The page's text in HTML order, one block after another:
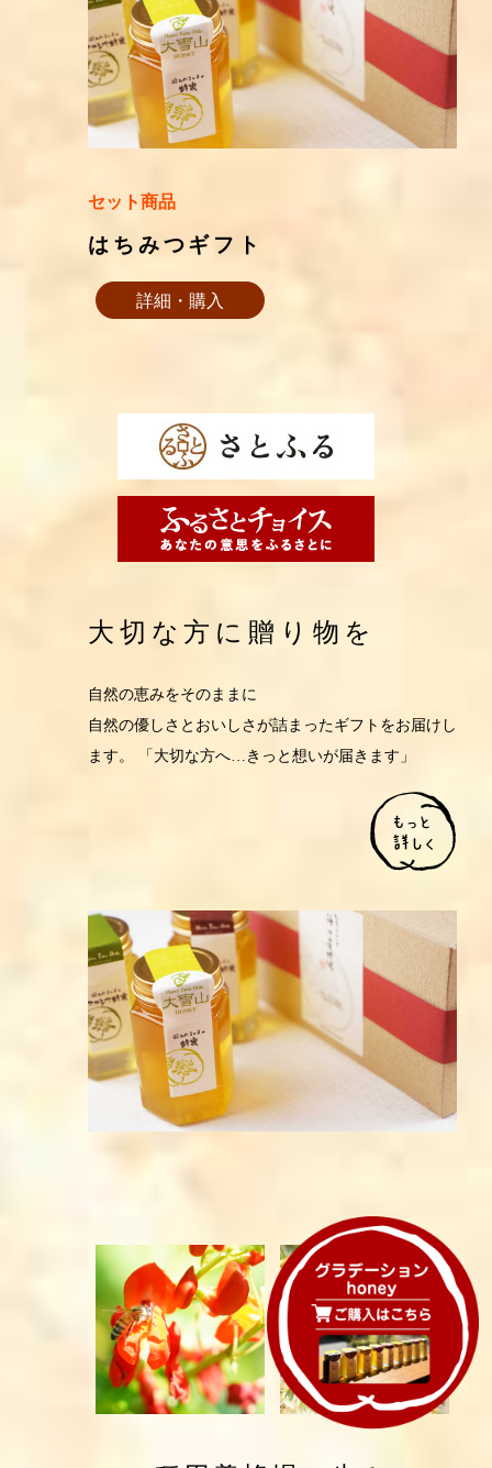
セット商品
はちみつギフト
詳細・購入
大切な方に贈り物を
自然の恵みをそのままに
自然の優しさとおいしさが詰まったギフトをお届けし
ます。 「大切な方へ…きっと想いが届きます」